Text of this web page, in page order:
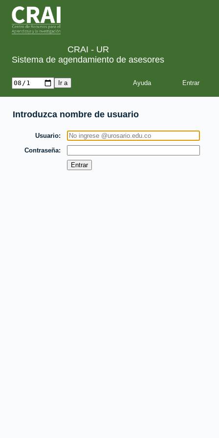
CRAI - UR
Sistema de agendamiento de asesores
Ayuda
Introduzca nombre de usuario
Usuario
Contraseña